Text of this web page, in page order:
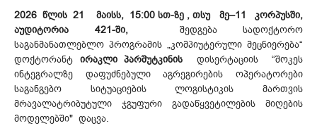
2026 წლის 21 მაისს, 15:00 სთ-ზე , თსუ მე–11 კორპუსში,
აუდიტორია 421-ში,შედგება სადოქტორო
საგანმანათლებლო პროგრამის „კომპიუტერული მეცნიერება“
დოქტო­რანტ ირაკლი პარშუტკინის
დისერტაციის “შოკეს
ინტეგრალზე დაფუძნებული აგრეგირების ოპერატორები
საგანგებო სიტუაციების ლოგისტიკის მართვის
მრავალატრიბუტული ჯგუფური გადაწყვეტილების მიღების
მოდელებში" დაცვა.